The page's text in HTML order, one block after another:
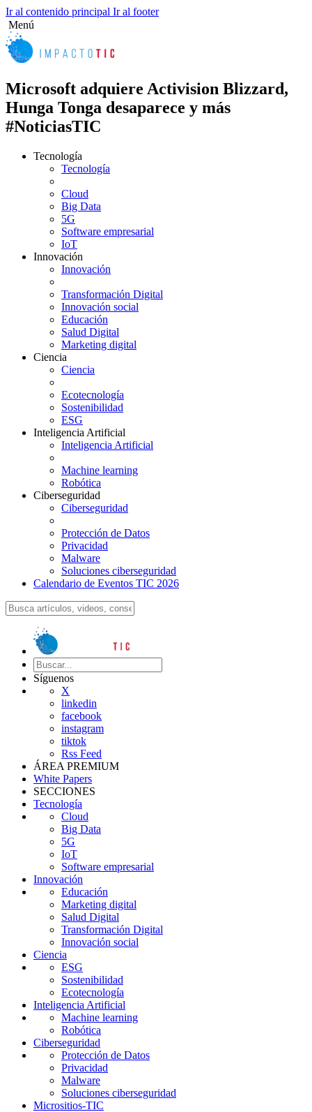
Ir al contenido principal Ir al footer
Menú
Microsoft adquiere Activision Blizzard,
Hunga Tonga desaparece y más
#NoticiasTIC
Tecnología
Tecnología
Cloud
Big Data
5G
Software empresarial
IoT
Innovación
Innovación
Transformación Digital
Innovación social
Educación
Salud Digital
Marketing digital
Ciencia
Ciencia
Ecotecnología
Sostenibilidad
ESG
Inteligencia Artificial
Inteligencia Artificial
Machine learning
Robótica
Ciberseguridad
Ciberseguridad
Protección de Datos
Privacidad
Malware
Soluciones ciberseguridad
Calendario de Eventos TIC 2026
Síguenos
X
linkedin
facebook
instagram
tiktok
Rss Feed
ÁREA PREMIUM
White Papers
SECCIONES
Tecnología
Cloud
Big Data
5G
IoT
Software empresarial
Innovación
Educación
Marketing digital
Salud Digital
Transformación Digital
Innovación social
Ciencia
ESG
Sostenibilidad
Ecotecnología
Inteligencia Artificial
Machine learning
Robótica
Ciberseguridad
Protección de Datos
Privacidad
Malware
Soluciones ciberseguridad
Micrositios-TIC